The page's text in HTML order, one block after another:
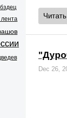
Dec 26,